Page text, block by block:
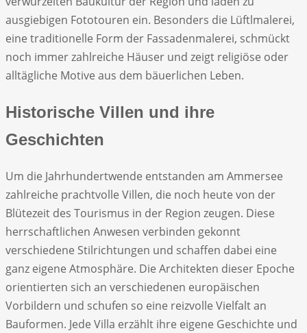
ausgiebigen Fototouren ein. Besonders die Lüftlmalerei,
eine traditionelle Form der Fassadenmalerei, schmückt
noch immer zahlreiche Häuser und zeigt religiöse oder
alltägliche Motive aus dem bäuerlichen Leben.
Historische Villen und ihre
Geschichten
Um die Jahrhundertwende entstanden am Ammersee
zahlreiche prachtvolle Villen, die noch heute von der
Blütezeit des Tourismus in der Region zeugen. Diese
herrschaftlichen Anwesen verbinden gekonnt
verschiedene Stilrichtungen und schaffen dabei eine
ganz eigene Atmosphäre. Die Architekten dieser Epoche
orientierten sich an verschiedenen europäischen
Vorbildern und schufen so eine reizvolle Vielfalt an
Bauformen. Jede Villa erzählt ihre eigene Geschichte und